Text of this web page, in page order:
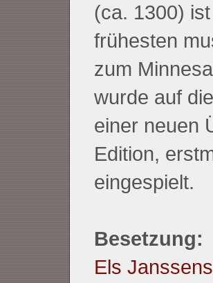
(ca. 1300)
frühesten
zum
wurde auf
einer neuen
Edition,
eingespielt.
Besetzung:
Els